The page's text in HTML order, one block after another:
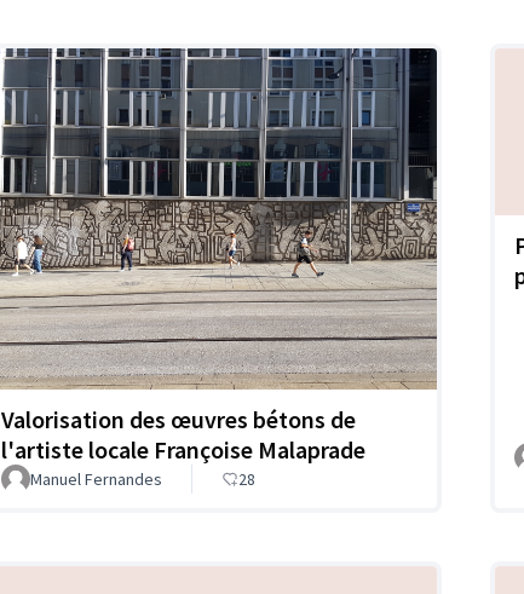
Valorisation des œuvres bétons de
l'artiste locale Françoise Malaprade
Manuel Fernandes 28